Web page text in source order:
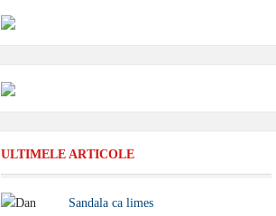
ULTIMELE ARTICOLE
Sandala ca limes